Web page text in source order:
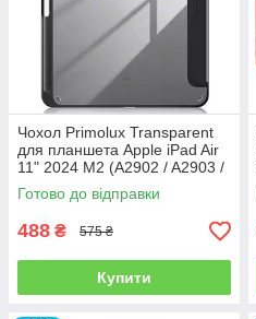
Чохол Primolux Transparent
для планшета Apple iPad Air
11" 2024 M2 (A2902 / A2903 /
A2904) - Black/Clear
Готово до відправки
488 ₴ 575 ₴
Купити